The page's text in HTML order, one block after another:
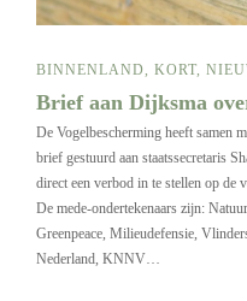
BINNENLAND KORT
Brief aan Dijksma
De Vogelbescherming heeft samen
brief gestuurd aan staatssecretaris
direct een verbod in te stellen op de
De mede-ondertekenaars zijn:
Greenpeace, Milieudefensie,
Nederland, KNNV…